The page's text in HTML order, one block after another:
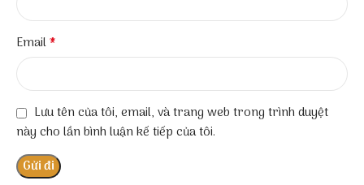
Email*
Lưu tên của tôi, email, và trang web trong trình duyệt
này cho lần bình luận kế tiếp của tôi.